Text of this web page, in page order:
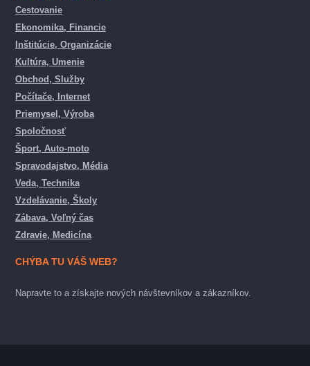
Cestovanie
Ekonomika, Financie
Inštitúcie, Organizácie
Kultúra, Umenie
Obchod, Služby
Počítače, Internet
Priemysel, Výroba
Spoločnosť
Šport, Auto-moto
Spravodajstvo, Média
Veda, Technika
Vzdelávanie, Školy
Zábava, Voľný čas
Zdravie, Medicína
CHÝBA TU VÁŠ WEB?
Napravte to a získajte nových návštevníkov a zákazníkov.